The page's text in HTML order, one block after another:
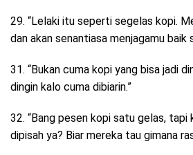
29. “Lelaki itu seperti segelas kopi.
dan akan senantiasa menjagamu baik
31. “Bukan cuma kopi yang bisa jadi
dingin kalo cuma dibiarin.”
32. “Bang pesen kopi satu gelas, tapi
dipisah ya? Biar mereka tau gimana